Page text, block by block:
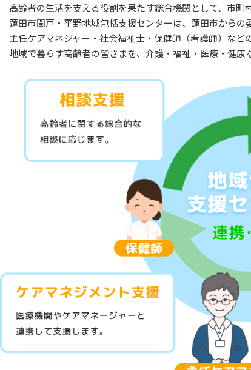
高齢者の生活を支える役割を果たす総合機関として、市町
蓮田市閏戸・平野地域包括支援センターは、蓮田市からの
主任ケアマネジャー・社会福祉士・保健師（看護師）など
地域で暮らす高齢者の皆さまを、介護・福祉・医療・健康